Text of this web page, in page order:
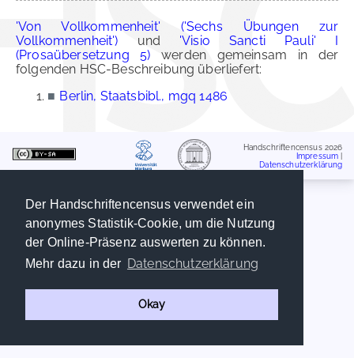
Der Handschriftencensus verwendet ein
anonymes Statistik-Cookie, um die Nutzung
der Online-Präsenz auswerten zu können.
Mehr dazu in der Datenschutzerklärung
Okay
'Von Vollkommenheit' ('Sechs Übungen zur
Vollkommenheit') und 'Visio Sancti Pauli' I
(Prosaübersetzung 5) werden gemeinsam in der
folgenden HSC-Beschreibung überliefert:
■ Berlin, Staatsbibl., mgq 1486
Handschriftencensus 2026
Impressum
Datenschutzerklärung